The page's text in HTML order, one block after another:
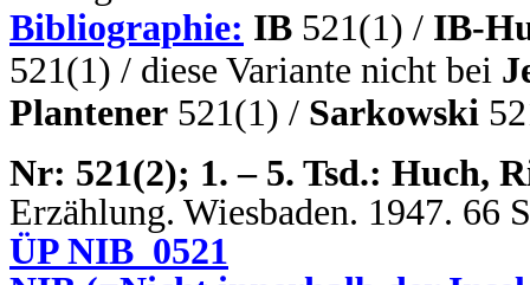
Bibliographie: IB 521(1) / IB-
521(1) / diese Variante nicht bei
Plantener 521(1) / Sarkowski
Nr: 521(2); 1. – 5. Tsd.: Huch,
Erzählung. Wiesbaden. 1947. 66
ÜP NIB_0521